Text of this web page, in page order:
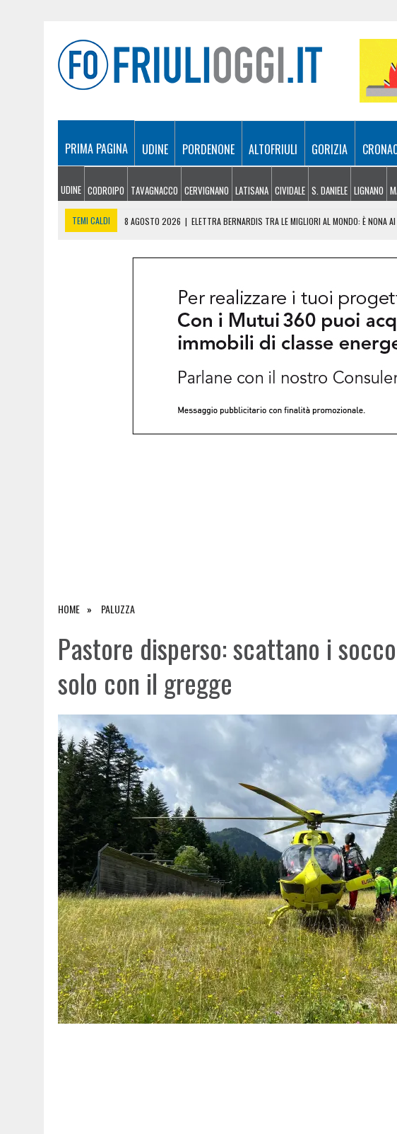
PRIMA PAGINA UDINE PORDENONE ALTOFRIULI GORIZIA
UDINE CODROIPO TAVAGNACCO CERVIGNANO LATISANA CIVIDALE S. DANIELE LIGNANO
TEMI CALDI 8 AGOSTO 2026 | ELETTRA BERNARDIS TRA LE MIGLIORI AL MONDO: È NONA
SICCITÀ SEMPRE PIÙ GRAVE IN FRIULI VENEZIA GIULIA, LA REGIONE CHIEDE
INCENDI, ANCORA FIAMME NEI BOSCHI DEL FRIULI: LA SITUAZIONE
HOME PALUZZA
Pastore disperso: scattano i
solo con il gregge